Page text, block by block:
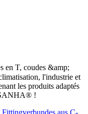
en T, coudes &amp;
l'industrie et
les produits adaptés
SANHA® !